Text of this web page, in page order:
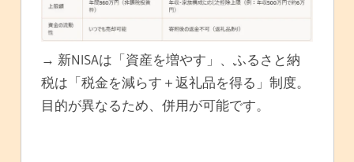
→ 新NISAは「資産を増やす」、ふるさと納
税は「税金を減らす＋返礼品を得る」制度。
目的が異なるため、併用が可能です。